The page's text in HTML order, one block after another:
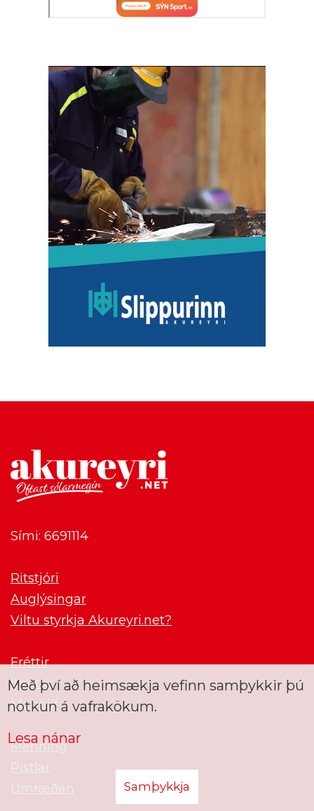
Sími: 6691114
Ritstjóri
Auglýsingar
Viltu styrkja Akureyri.net?
Fréttir
Íþróttir
Mannlíf
Menning
Pistlar
Umræðan
Með því að heimsækja vefinn samþykkir þú
notkun á vafrakökum.
Lesa nánar
Samþykkja